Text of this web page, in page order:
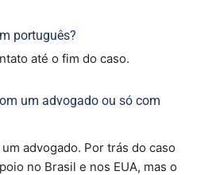
português?
até o fim do caso.
um advogado ou só com
advogado. Por trás do caso
no Brasil e nos EUA, mas o